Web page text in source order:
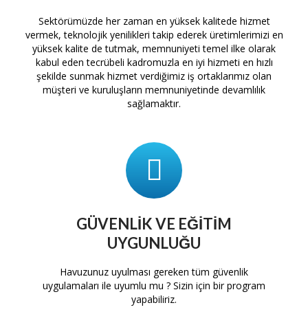
Sektörümüzde her zaman en yüksek kalitede hizmet
vermek, teknolojik yenilikleri takip ederek üretimlerimizi en
yüksek kalite de tutmak, memnuniyeti temel ilke olarak
kabul eden tecrübeli kadromuzla en iyi hizmeti en hızlı
şekilde sunmak hizmet verdiğimiz iş ortaklarımız olan
müşteri ve kuruluşların memnuniyetinde devamlılık
sağlamaktır.
GÜVENLIK VE EĞITIM
UYGUNLUĞU
Havuzunuz uyulması gereken tüm güvenlik
uygulamaları ile uyumlu mu ? Sizin için bir program
yapabiliriz.